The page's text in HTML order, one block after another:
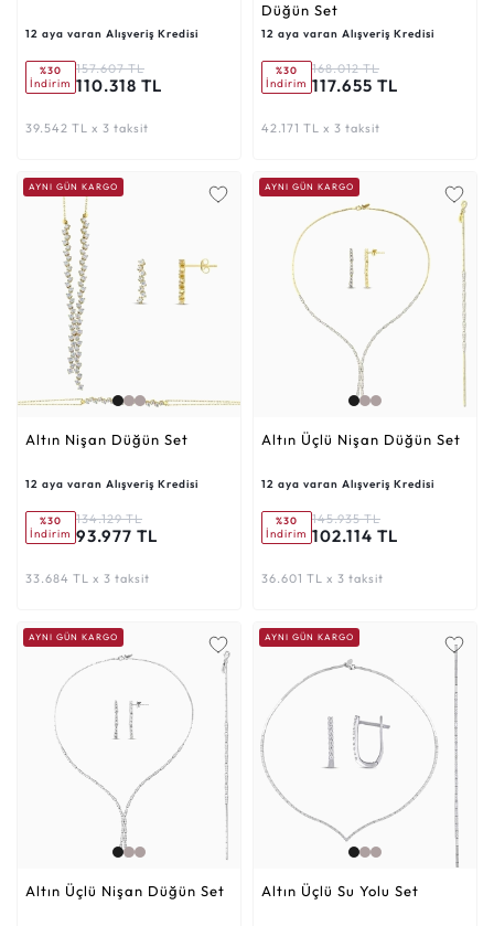
12 aya varan Alışveriş Kredisi
%30
İndirim
157.607 TL
110.318 TL
39.542 TL x 3 taksit
Düğün Set
12 aya varan Alışveriş Kredisi
%30
İndirim
168.012 TL
117.655 TL
42.171 TL x 3 taksit
AYNI GÜN KARGO
Altın Nişan Düğün Set
12 aya varan Alışveriş Kredisi
%30
İndirim
134.129 TL
93.977 TL
33.684 TL x 3 taksit
AYNI GÜN KARGO
Altın Üçlü Nişan Düğün Set
12 aya varan Alışveriş Kredisi
%30
İndirim
145.935 TL
102.114 TL
36.601 TL x 3 taksit
AYNI GÜN KARGO
Altın Üçlü Nişan Düğün Set
AYNI GÜN KARGO
Altın Üçlü Su Yolu Set